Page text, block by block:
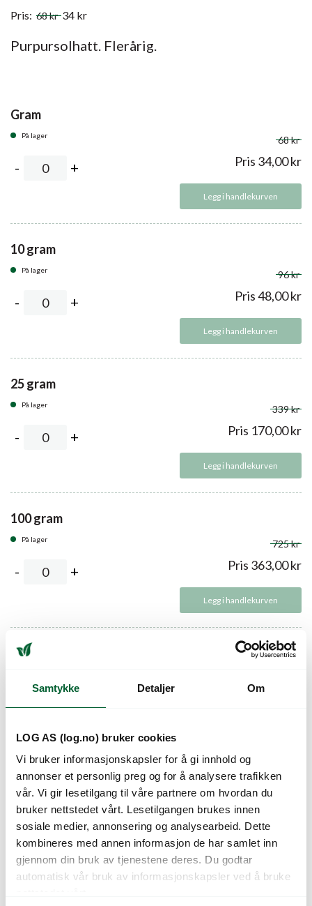
Samtykke Detaljer Om
LOG AS (log.no) bruker cookies
Vi bruker informasjonskapsler for å gi innhold og
annonser et personlig preg og for å analysere trafikken
vår. Vi gir lesetilgang til våre partnere om hvordan du
bruker nettstedet vårt. Lesetilgangen brukes innen
sosiale medier, annonsering og analysearbeid. Dette
kombineres med annen informasjon de har samlet inn
gjennom din bruk av tjenestene deres. Du godtar
automatisk vår bruk av informasjonskapsler ved å bruke
Pris: 68kr 34 kr
Purpursolhatt. Flerårig.
Gram
På lager 68 kr
Pris 34,00kr
Legg i handlekurven
10 gram
På lager 96 kr
Pris48,00kr
Legg i handlekurven
25 gram
På lager 339 kr
Pris 170,00kr
Legg i handlekurven
100 gram
På lager 725 kr
Pris 363,00kr
Legg i handlekurven
250 gram
Beskrivelse
Purpursolhatt. Flerårig. Opprett vekst med brede horisontale
blader. Spirer raskt.